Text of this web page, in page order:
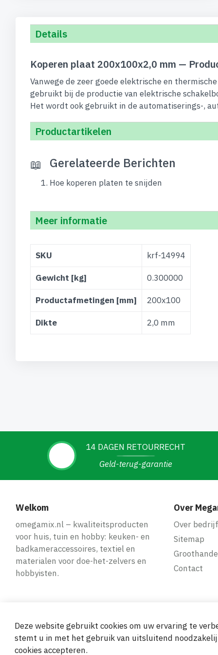
de
afbeeldingen-
Details
Koperen plaat 200x100x2,0 mm —
Vanwege de zeer goede elektrische en
gebruikt bij de productie van elektrische
Het wordt ook gebruikt in de automatiserings-,
Productartikelen
Gerelateerde Berichten
Hoe koperen platen te snijden
Meer informatie
informatie
SKU krf-14994
Gewicht [kg] 0.300000
Productafmetingen [mm] 200x100
Dikte 2,0 mm
14 DAGEN RETOURRECHT
Geld-terug-garantie
Welkom
omegamix.nl – kwaliteitsproducten
voor huis, tuin en hobby: keuken- en
badkameraccessoires, textiel en
materialen voor doe-het-zelvers en
hobbyisten.
Over
Over bedrijf
Sitemap
Contact
Veilige en
Deze website gebruikt cookies om uw ervaring te
stemt u in met het gebruik van uitsluitend
cookies accepteren.